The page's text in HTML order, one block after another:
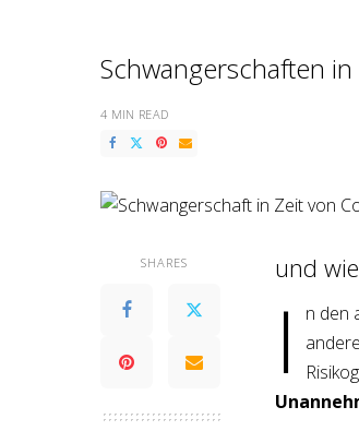
Schwangerschaften
4 MIN READ
SHARES und
I
n den